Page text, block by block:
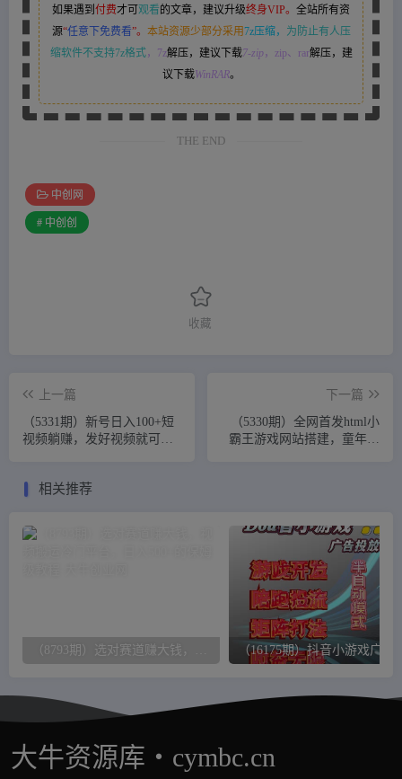
如果遇到 付费才可 观看 的文章，建议升级终身VIP。 全站所有资
源“任意下免费看”。 本站资源少部分采用7z压缩，
为防止有人压
缩软件不支持7z格式，7z解压，建议下载7-zip，zip、rar解压，建
议下载WinRAR。
THE END
中创网
# 中创创
收藏
上一篇
（5331期）新号日入100+短
视频躺赚，发好视频就可以
下一篇
（5330期）全网首发html小
霸王游戏网站搭建，童年经
相关推荐
大牛资源库・cymbc.cn